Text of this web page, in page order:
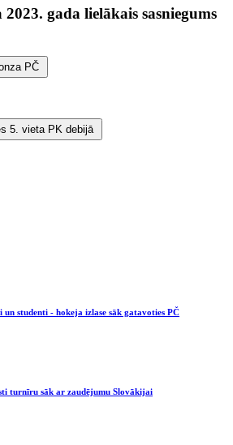
gada lielākais sasniegums
PČ
5. vieta PK debijā
studenti - hokeja izlase sāk gatavoties PČ
turnīru sāk ar zaudējumu Slovākijai